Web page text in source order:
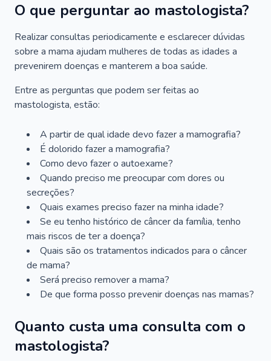
O que perguntar ao mastologista?
Realizar consultas periodicamente e esclarecer dúvidas
sobre a mama ajudam mulheres de todas as idades a
prevenirem doenças e manterem a boa saúde.
Entre as perguntas que podem ser feitas ao
mastologista, estão:
A partir de qual idade devo fazer a mamografia?
É dolorido fazer a mamografia?
Como devo fazer o autoexame?
Quando preciso me preocupar com dores ou
secreções?
Quais exames preciso fazer na minha idade?
Se eu tenho histórico de câncer da família, tenho
mais riscos de ter a doença?
Quais são os tratamentos indicados para o câncer
de mama?
Será preciso remover a mama?
De que forma posso prevenir doenças nas mamas?
Quanto custa uma consulta com o
mastologista?